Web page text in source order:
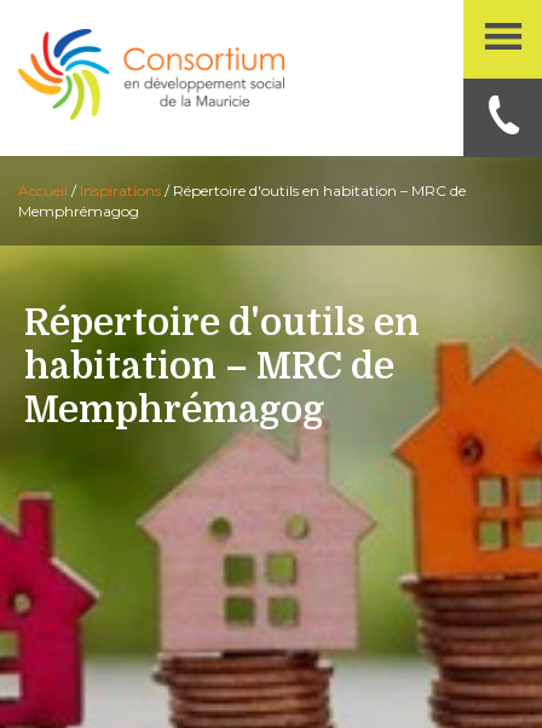
Accueil / Inspirations / Répertoire d'outils en habitation – MRC de
Memphrémagog
Répertoire d'outils en
habitation – MRC de
Memphrémagog